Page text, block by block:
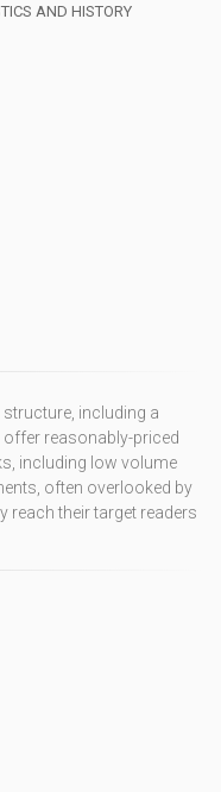
AND HISTORY
including a
reasonably-priced
including low volume
often overlooked by
reach their target readers